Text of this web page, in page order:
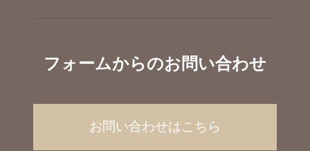
フォームからのお問い合わせ
お問い合わせはこちら